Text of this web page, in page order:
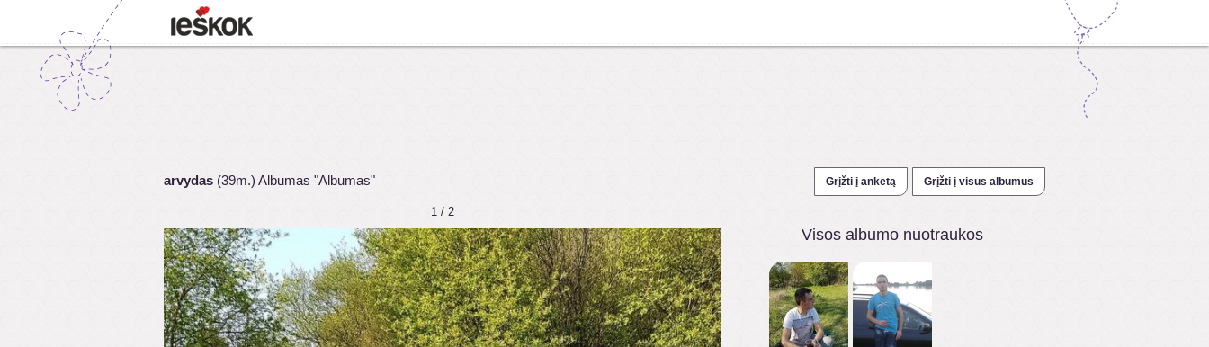
arvydas (39m.) Albumas "Albumas" Grįžti į anketą Grįžti į visus albumus
1 / 2
Visos albumo nuotraukos